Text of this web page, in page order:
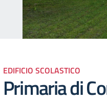
EDIFICIO SCOLASTICO
Primaria di